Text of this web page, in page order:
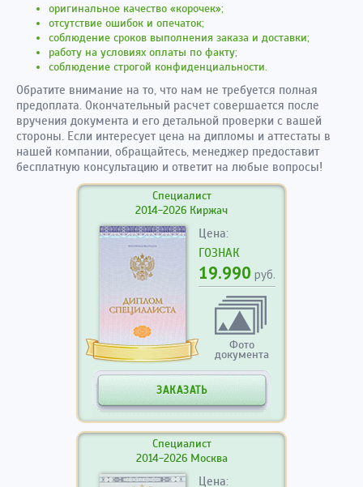
оригинальное качество «корочек»;
отсутствие ошибок и опечаток;
соблюдение сроков выполнения заказа и доставки;
работу на условиях оплаты по факту;
соблюдение строгой конфиденциальности.
Обратите внимание на то, что нам не требуется полная
предоплата. Окончательный расчет совершается после
вручения документа и его детальной проверки с вашей
стороны. Если интересует цена на дипломы и аттестаты в
нашей компании, обращайтесь, менеджер предоставит
бесплатную консультацию и ответит на любые вопросы!
Специалист
2014-2026 Киржач
Цена:
ГОЗНАК
19.990 руб.
Фото
документа
ЗАКАЗАТЬ
Специалист
2014-2026 Москва
Цена: